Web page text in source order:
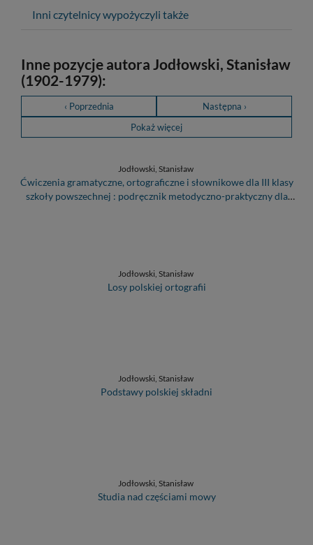
Inni czytelnicy wypożyczyli także
Inne pozycje autora Jodłowski, Stanisław
(1902-1979):
‹ Poprzednia
Następna ›
Pokaż więcej
Jodłowski, Stanisław
Ćwiczenia gramatyczne, ortograficzne i słownikowe dla III klasy
szkoły powszechnej : podręcznik metodyczno-praktyczny dla
Jodłowski, Stanisław
Losy polskiej ortografii
Jodłowski, Stanisław
Podstawy polskiej składni
Jodłowski, Stanisław
Studia nad częściami mowy